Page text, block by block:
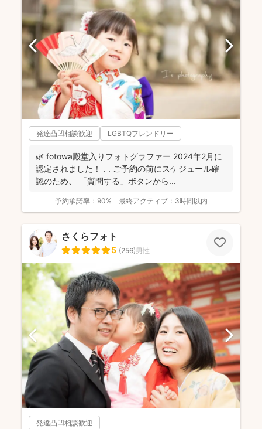
発達凸凹相談歓迎 LGBTQフレンドリー
🌿 fotowa殿堂入りフォトグラファー 2024年2月に
認定されました！ . . ご予約の前にスケジュール確
認のため、 「質問する」ボタンから...
予約承諾率： 90% 最終アクティブ： 3時間以内
さくらフォト
5 (256)男性
発達凸凹相談歓迎